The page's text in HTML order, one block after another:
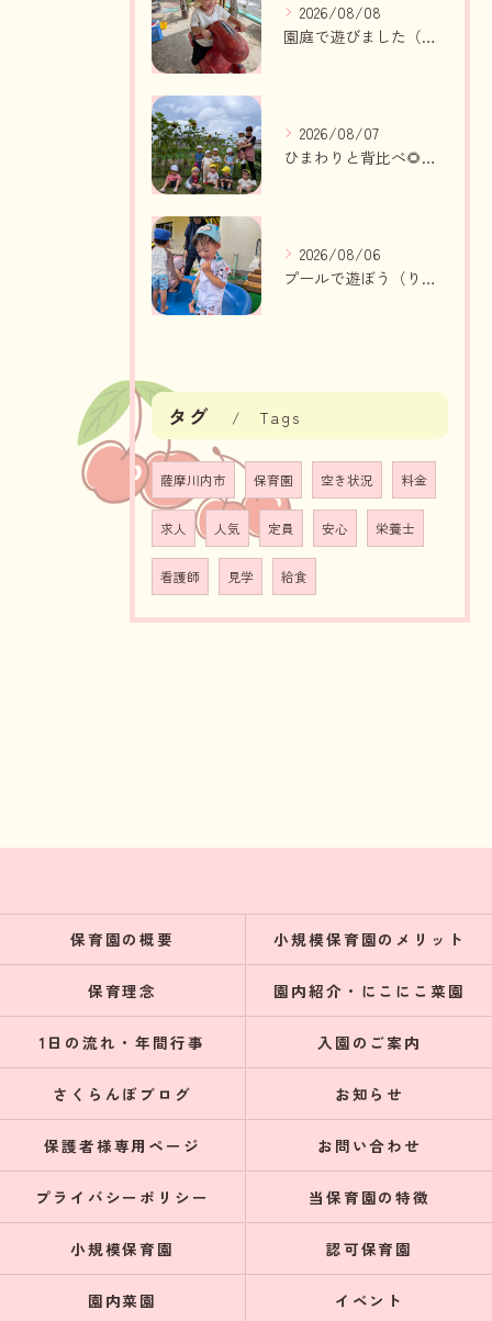
2026/08/08
園庭で遊びました（いちご組、りんご組）
2026/08/07
ひまわりと背比べ🌻（りんご組、いちご組）
2026/08/06
プールで遊ぼう（りんご組、いちご組）
タグ Tags
薩摩川内市 保育園 空き状況 料金
求人 人気 定員 安心 栄養士
看護師 見学 給食
保育園の概要 小規模保育園のメリット
保育理念 園内紹介・にこにこ菜園
1日の流れ・年間行事 入園のご案内
さくらんぼブログ お知らせ
保護者様専用ページ お問い合わせ
プライバシーポリシー 当保育園の特徴
小規模保育園 認可保育園
園内菜園 イベント